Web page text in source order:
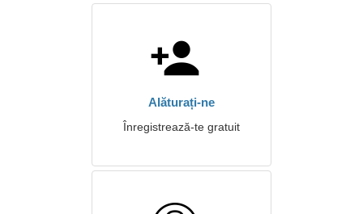
Alăturați-ne
Înregistrează-te gratuit